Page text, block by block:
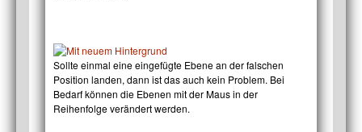
Sollte einmal eine eingefügte Ebene an der falschen
Position landen, dann ist das auch kein Problem. Bei
Bedarf können die Ebenen mit der Maus in der
Reihenfolge verändert werden.